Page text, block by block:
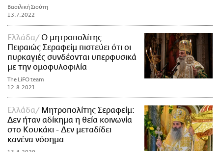
Βασιλική Σιούτη
13.7.2022
Ελλάδα
Ο μητροπολίτης
Πειραιώς Σεραφείμ πιστεύει ότι οι
πυρκαγιές συνδέονται υπερφυσικά
με την ομοφυλοφιλία
The LiFO team
12.8.2021
Ελλάδα
Μητροπολίτης Σεραφείμ:
Δεν ήταν αδίκημα η θεία κοινωνία
στο Κουκάκι - Δεν μεταδίδει
κανένα νόσημα